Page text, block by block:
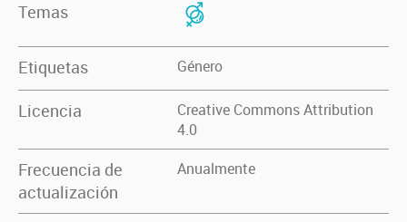
Temas
Etiquetas Género
Licencia
Creative Commons Attribution
4.0
Frecuencia de
actualización
Anualmente